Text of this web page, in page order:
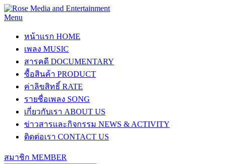
Menu
หน้าแรก HOME
เพลง MUSIC
สารคดี DOCUMENTARY
ซื้อสินค้า PRODUCT
ค่าลิขสิทธิ์ RATE
รายชื่อเพลง SONG
เกี่ยวกับเรา ABOUT US
ข่าวสารและกิจกรรม NEWS & ACTIVITY
ติดต่อเรา CONTACT US
สมาชิก MEMBER